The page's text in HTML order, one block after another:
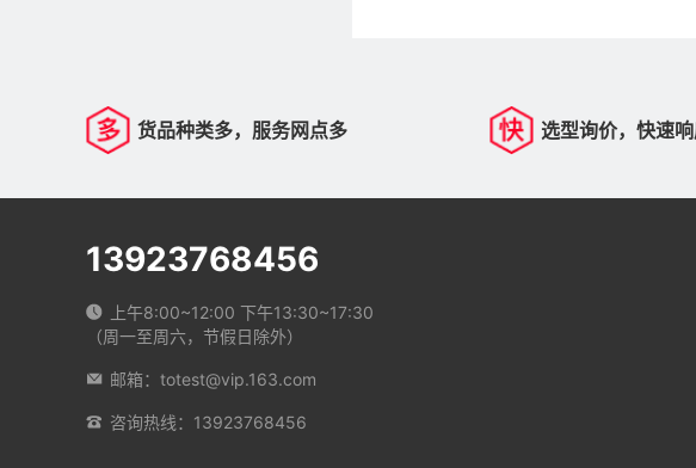
货品种类多，服务网点多 选型询价，快速
13923768456
上午8:00~12:00 下午13:30~17:30
（周一至周六，节假日除外）
邮箱：totest@vip.163.com
咨询热线：13923768456